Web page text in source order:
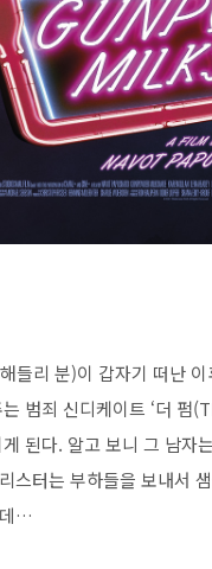
들리 분)이 갑자기 떠난
범죄 신디케이트 ‘더
된다. 알고 보니 그 남자
스터는 부하들을 보내서
데…